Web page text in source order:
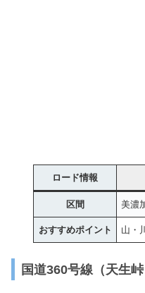
ロード情報
区間 美濃
おすすめポイント 山・
国道360号線（天生峠